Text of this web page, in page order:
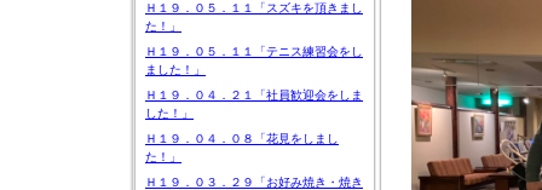
Ｈ１９．０５．１１「スズキを頂きまし
た！」
Ｈ１９．０５．１１「テニス練習会をし
ました！」
Ｈ１９．０４．２１「社員歓迎会をしま
した！」
Ｈ１９．０４．０８「花見をしまし
た！」
Ｈ１９．０３．２９「お好み焼き・焼き